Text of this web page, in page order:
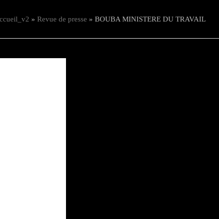
»Revue de presse »BOUBA MINISTERE DU TRAVAIL